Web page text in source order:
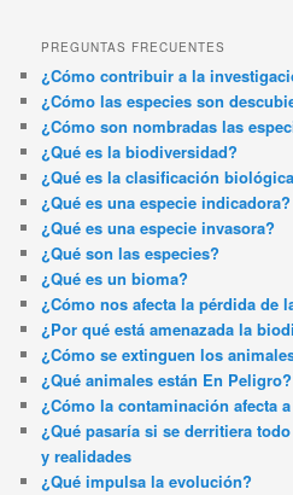
PREGUNTAS FRECUENTES
¿Cómo contribuir a la
¿Cómo las especies son
¿Cómo son nombradas las
¿Qué es la biodiversidad?
¿Qué es la clasificación
¿Qué es una especie indicadora?
¿Qué es una especie invasora?
¿Qué son las especies?
¿Qué es un bioma?
¿Cómo nos afecta la pérdida de
¿Por qué está amenazada la
¿Cómo se extinguen los
¿Qué animales están En Peligro?
¿Cómo la contaminación afecta
¿Qué pasaría si se derritiera
y realidades
¿Qué impulsa la evolución?